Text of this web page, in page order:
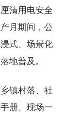
清用电安全
月期间，公
式、场景化
地普及。
镇村落、社
册、现场一